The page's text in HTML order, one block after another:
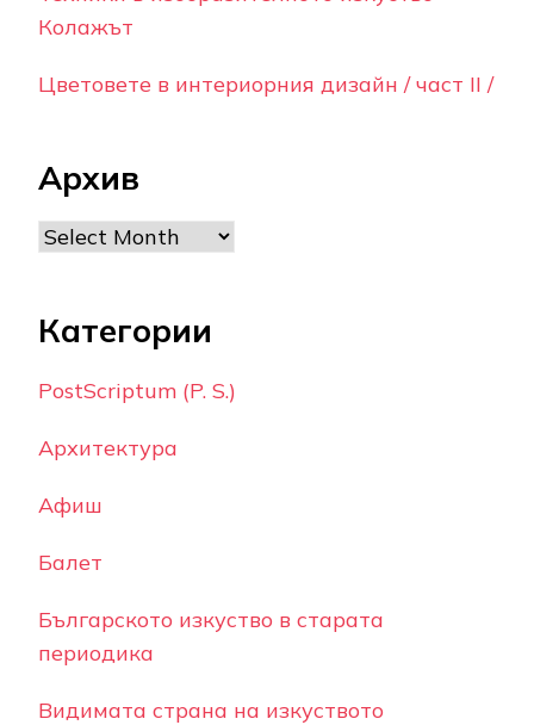
Колажът
Цветовете в интериорния дизайн / част II /
Архив
Archives
Категории
PostScriptum (P. S.)
Архитектура
Афиш
Балет
Българското изкуство в старата
периодика
Видимата страна на изкуството